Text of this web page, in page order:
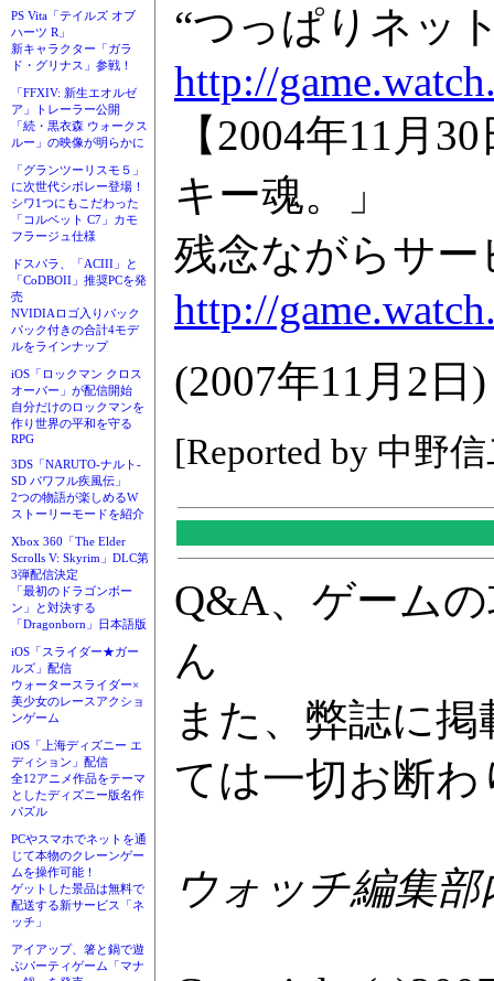
PS Vita「テイルズ オブ
ハーツ R」
新キャラクター「ガラ
ド・グリナス」参戦！
「FFXIV: 新生エオルゼ
ア」トレーラー公開
「続・黒衣森 ウォークス
ルー」の映像が明らかに
「グランツーリスモ５」
に次世代シボレー登場！
シワ1つにもこだわった
「コルベット C7」カモ
フラージュ仕様
ドスパラ、「ACIII」と
「CoDBOII」推奨PCを発
売
NVIDIAロゴ入りバック
パック付きの合計4モデ
ルをラインナップ
iOS「ロックマン クロス
オーバー」が配信開始
自分だけのロックマンを
作り世界の平和を守る
RPG
3DS「NARUTO-ナルト-
SD パワフル疾風伝」
2つの物語が楽しめるW
ストーリーモードを紹介
Xbox 360「The Elder
Scrolls V: Skyrim」DLC第
3弾配信決定
「最初のドラゴンボー
ン」と対決する
「Dragonborn」日本語版
iOS「スライダー★ガー
ルズ」配信
ウォータースライダー×
美少女のレースアクショ
ンゲーム
iOS「上海ディズニー エ
ディション」配信
全12アニメ作品をテーマ
としたディズニー版名作
パズル
PCやスマホでネットを通
じて本物のクレーンゲー
ムを操作可能！
ゲットした景品は無料で
配送する新サービス「ネ
ッチ」
アイアップ、箸と鍋で遊
ぶパーティゲーム「マナ
“つっぱりネッ
http://
【2004年11月
キー魂。」
残念ながらサー
http://
(2007年11月2日)
[Reported by 中野
Q&A、ゲーム
ん
また、弊誌に
ては一切お断
ウォッチ編集部